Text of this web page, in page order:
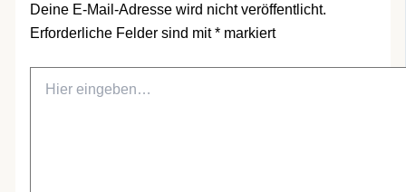
Deine E-Mail-Adresse wird nicht veröffentlicht.
Erforderliche Felder sind mit*markiert
eingeben…